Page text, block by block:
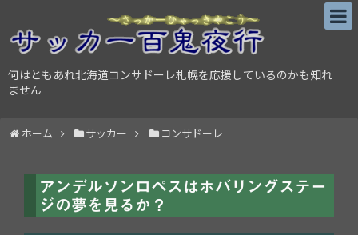
何はともあれ北海道コンサドーレ札幌を応援しているのかも知れ
ません
ホーム サッカー コンサドーレ
アンデルソンロペスはホバリングステー
ジの夢を見るか？